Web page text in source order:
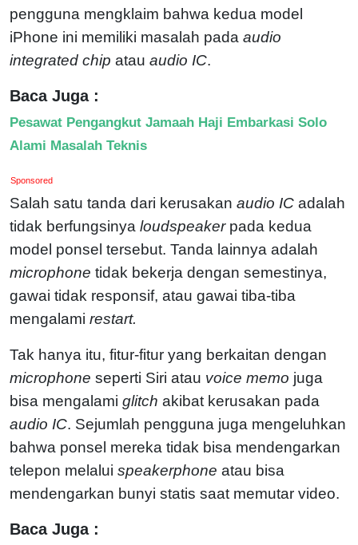
pengguna mengklaim bahwa kedua model
iPhone ini memiliki masalah pada audio
integrated chip atau audio IC.
Baca Juga :
Pesawat Pengangkut Jamaah Haji Embarkasi Solo
Alami Masalah Teknis
Sponsored
Salah satu tanda dari kerusakan audio IC adalah
tidak berfungsinya loudspeakerpada kedua
model ponsel tersebut. Tanda lainnya adalah
microphone tidak bekerja dengan semestinya,
gawai tidak responsif, atau gawai tiba-tiba
mengalami restart.
Tak hanya itu, fitur-fitur yang berkaitan dengan
microphone seperti Siri atau voice memo juga
bisa mengalami glitch akibat kerusakan pada
audio IC. Sejumlah pengguna juga mengeluhkan
bahwa ponsel mereka tidak bisa mendengarkan
telepon melalui speakerphone atau bisa
mendengarkan bunyi statis saat memutar video.
Baca Juga :